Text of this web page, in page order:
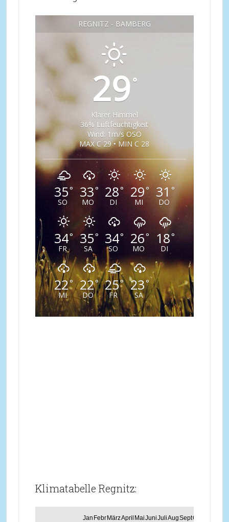
REGNITZ - BAMBERG
29°
Klarer Himmel
36% Luftfeuchtigkeit
Wind: 1m/s OSO
MAX C 29 • MIN C 28
35°
SO
33°
MO
28°
DI
29°
MI
31 °
DO
34°
FR
35°
SA
34°
SO
26°
MO
18°
DI
22°
MI
22°
DO
25°
FR
23°
SA
Klimatabelle Regnitz:
Jan Febr MärzApril MaiJuniJuliAugSeptOkt